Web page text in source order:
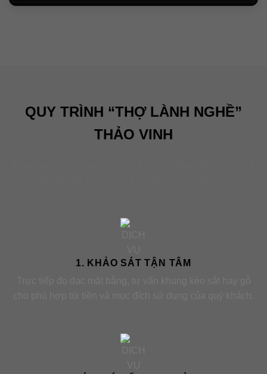
QUY TRÌNH “THỢ LÀNH NGHỀ”
THẢO VINH
1. KHẢO SÁT TẬN TÂM